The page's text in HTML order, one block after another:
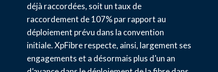
déjà raccordées, soit un taux de
raccordement de 107% par rapport au
déploiement prévu dans la convention
initiale. XpFibre respecte, ainsi, largement ses
engagements et a désormais plus d’un an